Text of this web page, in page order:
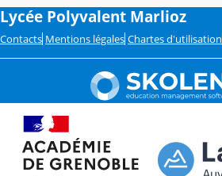
Lycée Polyvalent Marlioz
Contacts Mentions légales Chartes d'utilisation